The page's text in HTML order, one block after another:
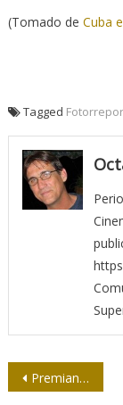
(Tomado de Cuba
Tagged
Premian a periodistas en Guantánamo